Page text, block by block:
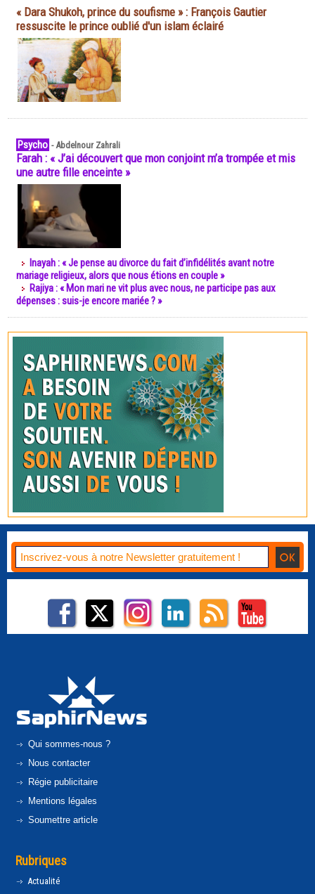
« Dara Shukoh, prince du soufisme » : François Gautier
ressuscite le prince oublié d'un islam éclairé
Psycho -Abdelnour Zahrali
Farah : « J’ai découvert que mon conjoint m’a trompée et mis
une autre fille enceinte »
Inayah : « Je pense au divorce du fait d’infidélités avant notre
mariage religieux, alors que nous étions en couple »
Rajiya : « Mon mari ne vit plus avec nous, ne participe pas aux
dépenses : suis-je encore mariée ? »
Qui sommes-nous ?
Nous contacter
Régie publicitaire
Mentions légales
Soumettre article
Rubriques
Actualité